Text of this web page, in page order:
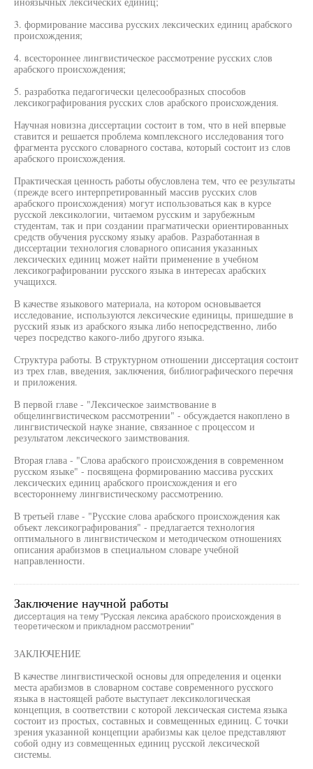
3. формирование массива русских лексических единиц арабского
происхождения;
4. всестороннее лингвистическое рассмотрение русских слов
арабского происхождения;
5. разработка педагогически целесообразных способов
лексикографирования русских слов арабского происхождения.
Научная новизна диссертации состоит в том, что в ней впервые
ставится и решается проблема комплексного исследования того
фрагмента русского словарного состава, который состоит из слов
арабского происхождения.
Практическая ценность работы обусловлена тем, что ее результаты
(прежде всего интерпретированный массив русских слов
арабского происхождения) могут использоваться как в курсе
русской лексикологии, читаемом русским и зарубежным
студентам, так и при создании прагматически ориентированных
средств обучения русскому языку арабов. Разработанная в
диссертации технология словарного описания указанных
лексических единиц может найти применение в учебном
лексикографировании русского языка в интересах арабских
учащихся.
В качестве языкового материала, на котором основывается
исследование, используются лексические единицы, пришедшие в
русский язык из арабского языка либо непосредственно, либо
через посредство какого-либо другого языка.
Структура работы. В структурном отношении диссертация состоит
из трех глав, введения, заключения, библиографического перечня
и приложения.
В первой главе - "Лексическое заимствование в
общелингвистическом рассмотрении" - обсуждается накоплено в
лингвистической науке знание, связанное с процессом и
результатом лексического заимствования.
Вторая глава - "Слова арабского происхождения в современном
русском языке" - посвящена формированию массива русских
лексических единиц арабского происхождения и его
всестороннему лингвистическому рассмотрению.
В третьей главе - "Русские слова арабского происхождения как
объект лексикографирования" - предлагается технология
оптимального в лингвистическом и методическом отношениях
описания арабизмов в специальном словаре учебной
направленности.
Заключение научной работы
диссертация на тему "Русская лексика арабского происхождения в
теоретическом и прикладном рассмотрении"
ЗАКЛЮЧЕНИЕ
В качестве лингвистической основы для определения и оценки
места арабизмов в словарном составе современного русского
языка в настоящей работе выступает лексикологическая
концепция, в соответствии с которой лексическая система языка
состоит из простых, составных и совмещенных единиц. С точки
зрения указанной концепции арабизмы как целое представляют
собой одну из совмещенных единиц русской лексической
системы.